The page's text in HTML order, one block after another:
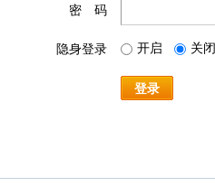
密 码
隐身登录 开启 关闭
登录